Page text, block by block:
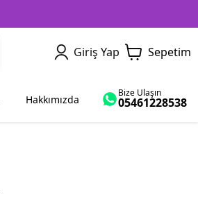
Giriş Yap Sepetim
Hakkımızda Bize Ulaşın
05461228538